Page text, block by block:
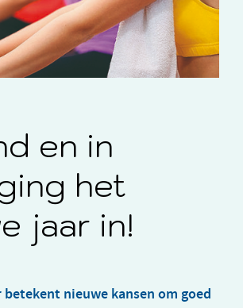
en in
het
jaar in!
betekent nieuwe kansen om goed